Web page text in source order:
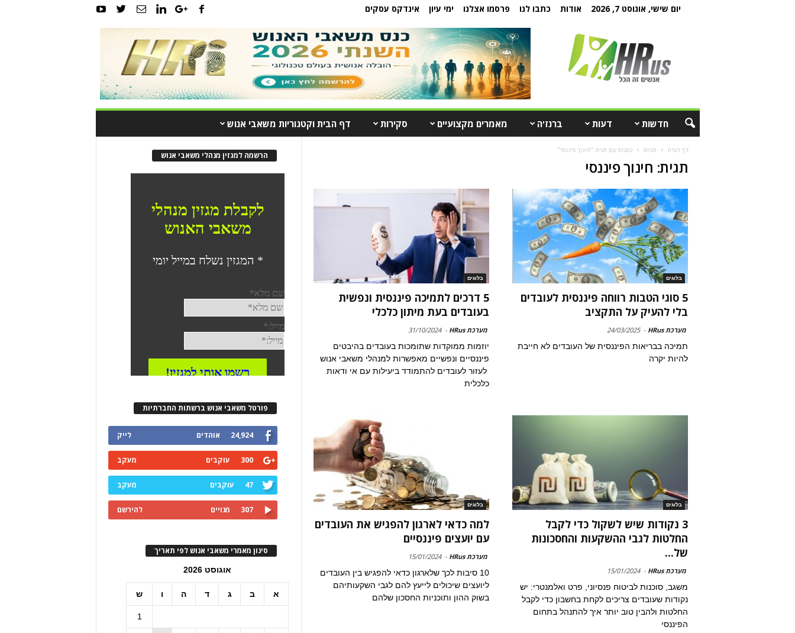
יום שישי, אוגוסט 7, 2026 אודות כתבו לנו פרסמו אצלנו ימי עיון אינדקס עסקים
חדשות דעות ברנז'ה מאמרים מקצועיים סקירות דף הבית וקטגוריות משאבי אנוש
דף הבית תגיות כתבות עם תגית "חינוך פיננסי"
תגית: חינוך פיננסי
בלוגים
5 סוגי הטבות רווחה פיננסית לעובדים
בלי להעיק על התקציב
מערכת HRus -
24/03/2025
תמיכה בבריאות הפיננסית של העובדים לא חייבת
להיות יקרה
בלוגים
5 דרכים לתמיכה פיננסית ונפשית
בעובדים בעת מיתון כלכלי
מערכת HRus -
31/10/2024
יוזמות ממוקדות שתומכות בעובדים בהיבטים
פיננסיים ונפשיים מאפשרות למנהלי משאבי אנוש
לעזור לעובדים להתמודד ביעילות עם אי ודאות
כלכלית
בלוגים
3 נקודות שיש לשקול כדי לקבל
החלטות לגבי ההשקעות והחסכונות
של...
מערכת HRus -
15/01/2024
משגב, סוכנות לביטוח פנסיוני, פרט ואלמנטרי: יש
נקודות שעובדים צריכים לקחת בחשבון כדי לקבל
החלטות ולהבין טוב יותר איך להתנהל בתחום
הפיננסי
בלוגים
למה כדאי לארגון להפגיש את העובדים
עם יועצים פיננסיים
מערכת HRus -
15/01/2024
10 סיבות לכך שלארגון כדאי להפגיש בין העובדים
ליועצים שיכולים לייעץ להם לגבי השקעותיהם
בשוק ההון ותוכניות החסכון שלהם
הרשמה למגזין מנהלי משאבי אנוש
פורטל משאבי אנוש ברשתות החברתיות
24,924 אוהדים לייק
300 עוקבים מעקב
47 עוקבים מעקב
307 מנויים להירשם
סינון מאמרי משאבי אנוש לפי תאריך
אוגוסט 2026
א ב ג ד ה ו ש
1